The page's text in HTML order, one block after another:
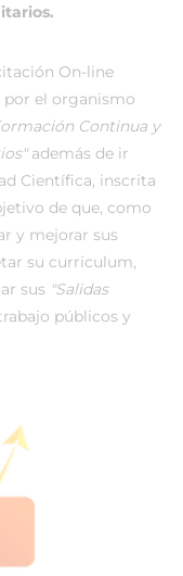
On-line
el organismo
Continua y
además de ir
Científica, inscrita
de que, como
y mejorar sus
su curriculum,
sus "Salidas
públicos y